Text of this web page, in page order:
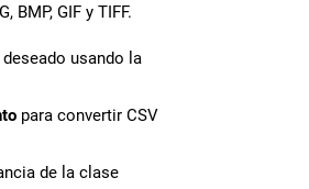
BMP, GIF y TIFF.
usando la
para convertir CSV
de la clase